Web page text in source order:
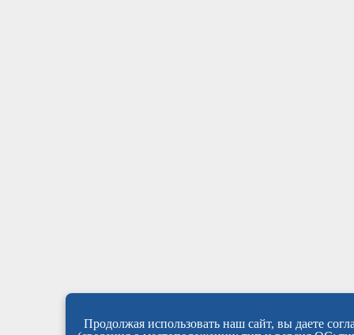
Продолжая использовать наш сайт, вы даете